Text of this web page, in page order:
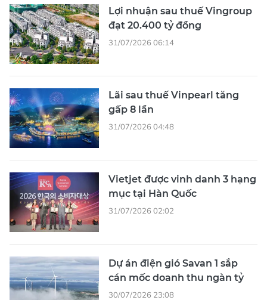
Lợi nhuận sau thuế Vingroup
đạt 20.400 tỷ đồng
31/07/2026 06:14
Lãi sau thuế Vinpearl tăng
gấp 8 lần
31/07/2026 04:48
Vietjet được vinh danh 3 hạng
mục tại Hàn Quốc
31/07/2026 02:02
Dự án điện gió Savan 1 sắp
cán mốc doanh thu ngàn tỷ
30/07/2026 23:08